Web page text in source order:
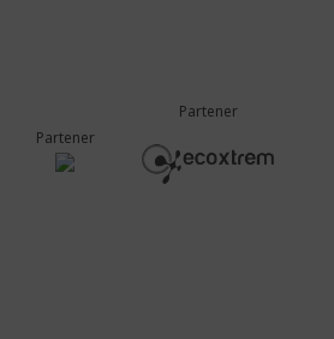
Partener
Partener